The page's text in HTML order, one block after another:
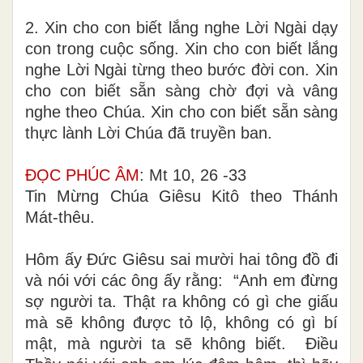
2. Xin cho con biết lắng nghe Lời Ngài dạy
con trong cuộc sống. Xin cho con biết lắng
nghe Lời Ngài từng theo bước đời con. Xin
cho con biết sẵn sàng chờ đợi và vâng
nghe theo Chúa. Xin cho con biết sẵn sàng
thực lành Lời Chúa đã truyền ban.
ĐỌC PHÚC ÂM: Mt 10, 26 -33
Tin Mừng Chúa Giêsu Kitô theo Thánh
Mát-thêu.
Hôm ấy Ðức Giêsu sai mười hai tông đồ đi
và nói với các ông ấy rằng: “Anh em đừng
sợ người ta. Thật ra không có gì che giấu
mà sẽ không được tỏ lộ, không có gì bí
mật, mà người ta sẽ không biết. Ðiều